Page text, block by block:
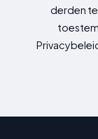
derden